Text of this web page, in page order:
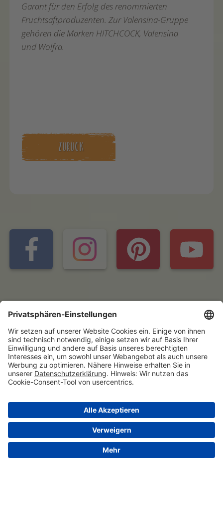
Garant für den Erfolg des renommierten
Fruchtsaftproduzenten. Zur Valensina-Gruppe
gehören die Marken HITCHCOCK, Valensina
und Wolfra.
ZURÜCK